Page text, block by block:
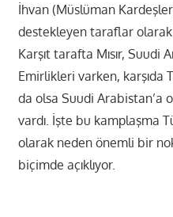
İhvan (Müslüman
destekleyen taraflar
Karşıt tarafta Mısır, Suudi
Emirlikleri varken, karşıda
da olsa Suudi Arabistan’a
vardı. İşte bu kamplaşma
olarak neden önemli bir
biçimde açıklıyor.